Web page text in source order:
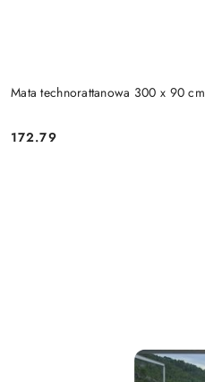
Mata technorattanowa 300 x 90 cm
Cena:
172.79